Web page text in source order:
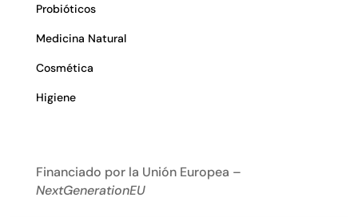
Probióticos
Medicina Natural
Cosmética
Higiene
Financiado por la Unión Europea –
NextGenerationEU